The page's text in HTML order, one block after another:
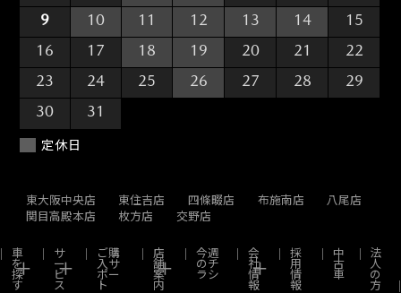
9
10 11 12 13 14
15
16
17 18 19 20 21
22
23
24 25 26 27 28
29
30
31
定休日
東大阪中央店 東住吉店 四條畷店 布施南店
八尾店
関目高殿本店
枚方店 交野店
車
を
探
す
サ
ー
ビ
ス
ご購
入サ
ポー
ト
店
舗
案
内
今週
のチ
ラシ
会
社
情
報
採
用
情
報
中
古
車
法
人
の
方